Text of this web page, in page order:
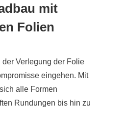
mit
Folien
der Verlegung der Folie
eingehen. Mit
alle Formen
Rundungen bis hin zu